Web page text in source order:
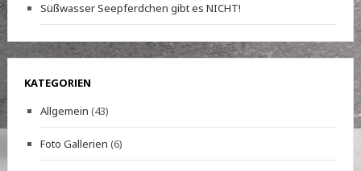
Süßwasser Seepferdchen gibt es NICHT!
KATEGORIEN
Allgemein (43)
Foto Gallerien (6)